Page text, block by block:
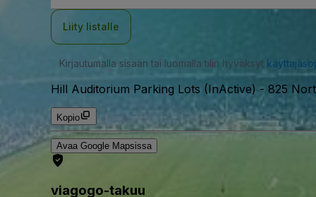
Liity listalle
Kirjautumalla sisään tai luomalla tilin hyväksyt
Hill Auditorium Parking Lots (InActive) - 825
Kopio
Avaa Google Mapsissa
viagogo-takuu